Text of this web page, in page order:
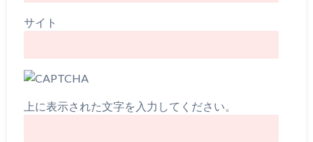
サイト
上に表示された文字を入力してください。